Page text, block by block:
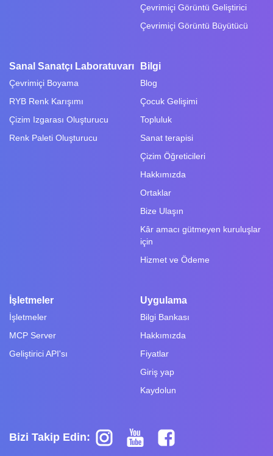
Çevrimiçi Görüntü Geliştirici
Çevrimiçi Görüntü Büyütücü
Sanal Sanatçı Laboratuvarı
Çevrimiçi Boyama
RYB Renk Karışımı
Çizim Izgarası Oluşturucu
Renk Paleti Oluşturucu
Bilgi
Blog
Çocuk Gelişimi
Topluluk
Sanat terapisi
Çizim Öğreticileri
Hakkımızda
Ortaklar
Bize Ulaşın
Kâr amacı gütmeyen kuruluşlar
için
Hizmet ve Ödeme
İşletmeler
İşletmeler
MCP Server
Geliştirici API'sı
Uygulama
Bilgi Bankası
Hakkımızda
Fiyatlar
Giriş yap
Kaydolun
Bizi Takip Edin: